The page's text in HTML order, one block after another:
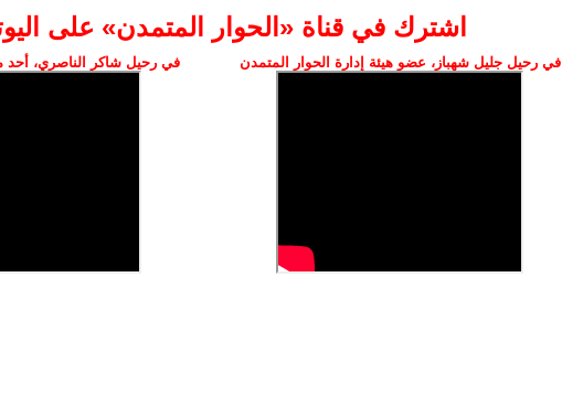
اشترك في قناة ‫«الحوار المتمدن» على
في رحيل جليل شهباز، عضو هيئة إدارة الحوار المتمدن في رحيل شاكر الناصري،